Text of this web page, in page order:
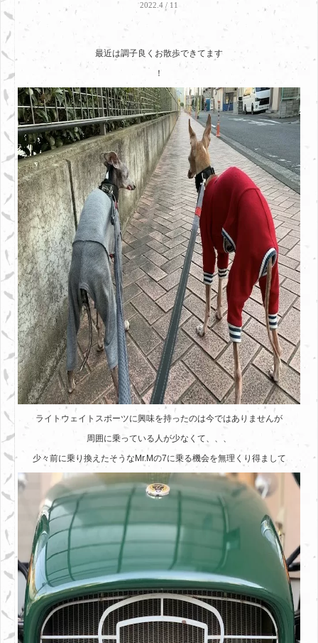
2022.4 / 11
最近は調子良くお散歩できてます
！
ライトウェイトスポーツに興味を持ったのは今ではありませんが
周囲に乗っている人が少なくて、、、
少々前に乗り換えたそうなMr.Mの7に乗る機会を無理くり得まして